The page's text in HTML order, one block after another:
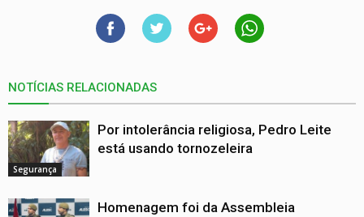
NOTÍCIAS RELACIONADAS
Segurança
Por intolerância religiosa, Pedro Leite
está usando tornozeleira
Homenagem foi da Assembleia